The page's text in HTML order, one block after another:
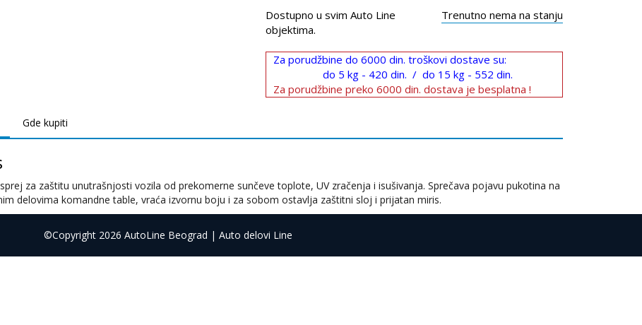
Dostupno u svim Auto Line
objektima.
Trenutno nema na stanju
Za porudžbine do 6000 din. troškovi dostave su:
do 5 kg - 420 din. / do 15 kg - 552 din.
Za porudžbine preko 6000 din. dostava je besplatna !
Gde kupiti
za zaštitu unutrašnjosti vozila od prekomerne sunčeve toplote, UV zračenja i isušivanja. Sprečava pojavu pukotina na
delovima komandne table, vraća izvornu boju i za sobom ostavlja zaštitni sloj i prijatan miris.
©Copyright 2026 AutoLine Beograd | Auto delovi Line